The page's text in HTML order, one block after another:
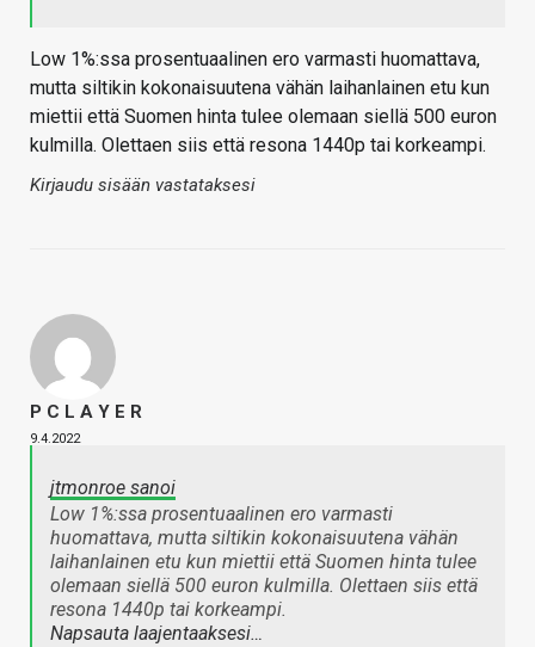
Low 1%:ssa prosentuaalinen ero varmasti huomattava,
mutta siltikin kokonaisuutena vähän laihanlainen etu kun
miettii että Suomen hinta tulee olemaan siellä 500 euron
kulmilla. Olettaen siis että resona 1440p tai korkeampi.
Kirjaudu sisään vastataksesi
P C L A Y E R
9.4.2022
jtmonroe sanoi
Low 1%:ssa prosentuaalinen ero varmasti
huomattava, mutta siltikin kokonaisuutena vähän
laihanlainen etu kun miettii että Suomen hinta tulee
olemaan siellä 500 euron kulmilla. Olettaen siis että
resona 1440p tai korkeampi.
Napsauta laajentaaksesi…